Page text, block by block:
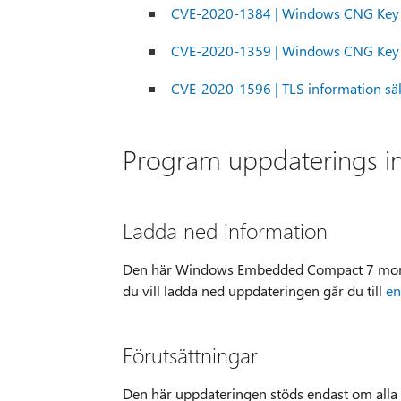
CVE-2020-1384 | Windows CNG
CVE-2020-1359 | Windows CNG
CVE-2020-1596 | TLS information
Program uppdaterings
Ladda ned information
Den här Windows Embedded Compact 7
du vill ladda ned uppdateringen går du till
Förutsättningar
Den här uppdateringen stöds endast om